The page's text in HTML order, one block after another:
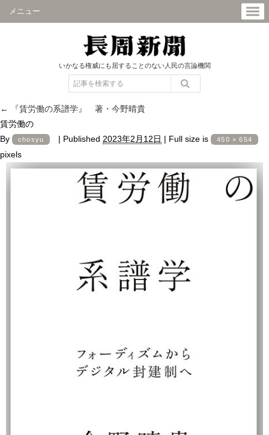
メニュー
いかなる権威にも屈することのない人民の言論機関
←
『賃労働の系譜学』 著・今野晴貴
賃労働の
By
chosyu | Published 2023年2月12日 | Full size is 450 × 654
pixels